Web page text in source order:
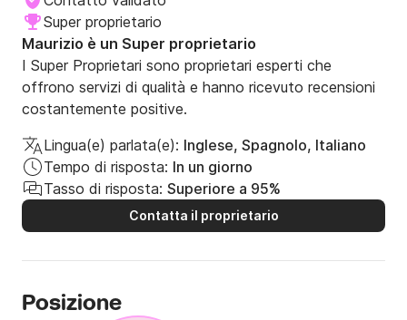
Super proprietario
Maurizio è un Super proprietario
I Super Proprietari sono proprietari esperti che
offrono servizi di qualità e hanno ricevuto recensioni
costantemente positive.
Lingua(e) parlata(e): Inglese, Spagnolo, Italiano
Tempo di risposta: In un giorno
Tasso di risposta: Superiore a 95%
Contatta il proprietario
Posizione